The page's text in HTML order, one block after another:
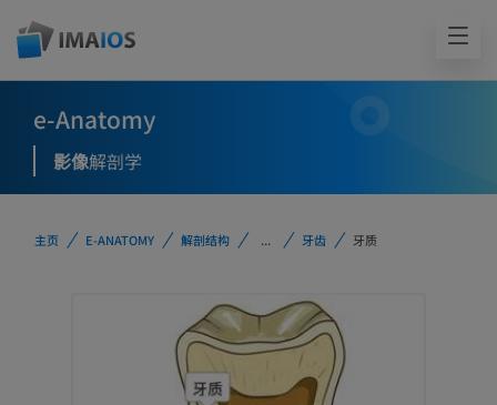
e-Anatomy
影像解剖学
主页 E-ANATOMY 解剖结构 ... 牙齿 牙质